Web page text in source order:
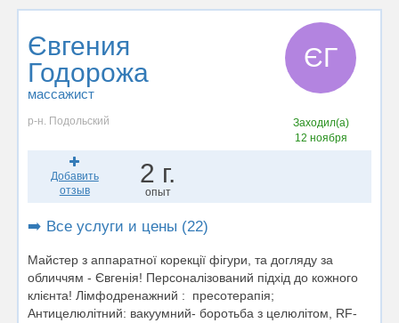
Євгения
Годорожа
массажист
ЄГ
р-н. Подольский
Заходил(а)
12 ноября
Добавить
отзыв
2 г.
опыт
➡️ Все услуги и цены (22)
Майстер з аппаратної корекції фігури, та догляду за
обличчям - Євгенія! Персоналізований підхід до кожного
клієнта! Лімфодренажний : пресотерапія;
Антицелюлітний: вакуумний- боротьба з целюлітом, RF-